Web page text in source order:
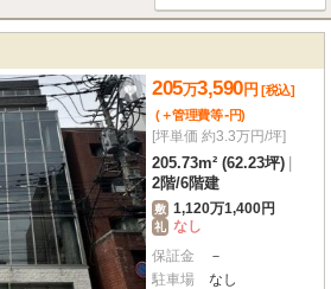
205万3,590円 [税込]
(＋管理費等-円)
[坪単価 約3.3万円/坪]
205.73m² (62.23坪)
2階/6階建
敷 1,120万1,400円
礼 なし
保証金
－
駐車場
なし